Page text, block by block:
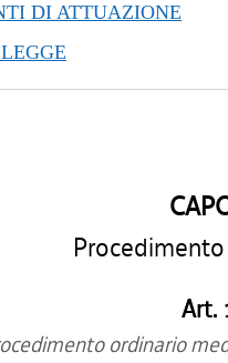
DI ATTUAZIONE
Art.
ordinario